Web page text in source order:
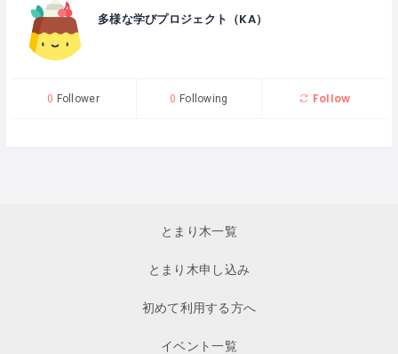
多様な学びプロジェクト（KA）
0 Follower 0 Following Follow
とまり木一覧
とまり木申し込み
初めて利用する方へ
イベント一覧